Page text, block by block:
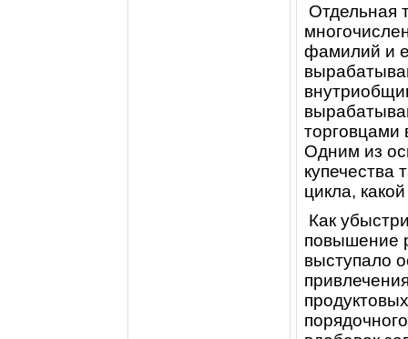
Отдельная
фамилий и
торговцами
Одним из
купечества
цикла,
Как
повышение
выступало